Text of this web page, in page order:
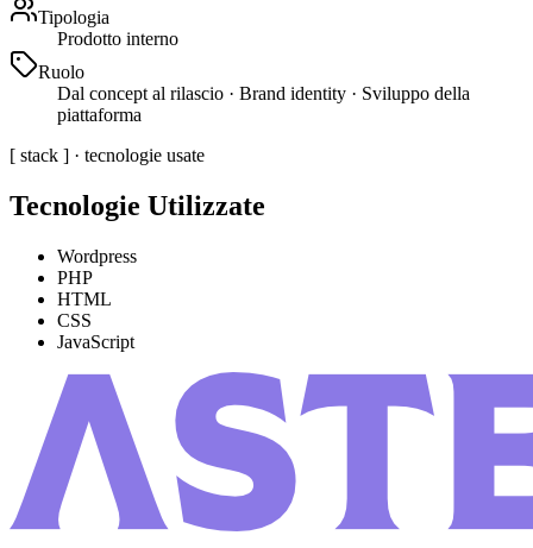
Tipologia
Prodotto interno
Ruolo
Dal concept al rilascio · Brand identity · Sviluppo della
piattaforma
[ stack ] · tecnologie usate
Tecnologie Utilizzate
Wordpress
PHP
HTML
CSS
JavaScript